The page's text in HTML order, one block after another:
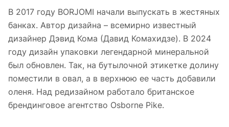
В 2017 году BORJOMI начали выпускать в жестяных
банках. Автор дизайна – всемирно известный
дизайнер Дэвид Кома (Давид Комахидзе). В 2024
году дизайн упаковки легендарной минеральной
был обновлен. Так, на бутылочной этикетке долину
поместили в овал, а в верхнюю ее часть добавили
оленя. Над редизайном работало британское
брендинговое агентство Osborne Pike.